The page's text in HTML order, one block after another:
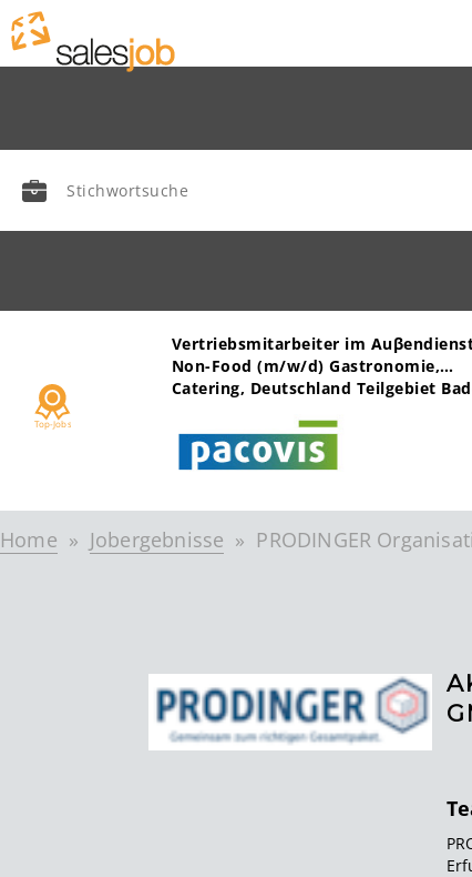
Vertriebsmitarbeiter im
Non-Food (m/w/d) Gastronomie,
Catering, Deutschland Teilgebiet
Home Jobergebnisse PRODINGER